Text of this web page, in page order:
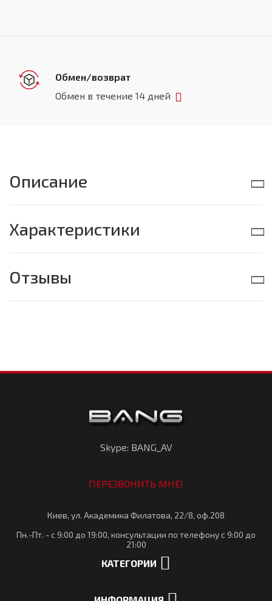
Обмен/возврат
Обмен в течение 14 дней
Описание
Характеристики
Отзывы
Skype: BANG_AV
ПЕРЕЗВОНИТЬ МНЕ!
Киев, ул. Академика Филатова, 22/8, оф.208
Пн.-Пт. - с 9:00 до 19:00, консультации по телефону с 9:00 до
21:00
КАТЕГОРИИ